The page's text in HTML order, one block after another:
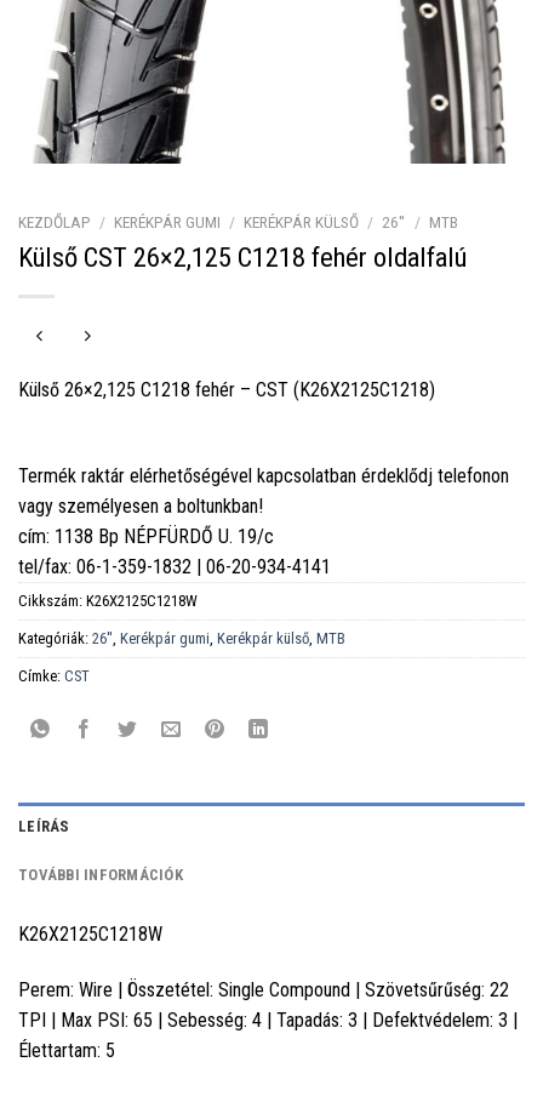
KEZDŐLAP / KERÉKPÁR GUMI / KERÉKPÁR KÜLSŐ / 26'' / MTB
Külső CST 26×2,125 C1218 fehér oldalfalú
Külső 26×2,125 C1218 fehér – CST (K26X2125C1218)
Termék raktár elérhetőségével kapcsolatban érdeklődj telefonon
vagy személyesen a boltunkban!
cím: 1138 Bp NÉPFÜRDŐ U. 19/c
tel/fax: 06-1-359-1832 | 06-20-934-4141
Cikkszám: K26X2125C1218W
Kategóriák: 26'', Kerékpár gumi, Kerékpár külső, MTB
Címke: CST
LEÍRÁS
TOVÁBBI INFORMÁCIÓK
K26X2125C1218W
Perem: Wire | Összetétel: Single Compound | Szövetsűrűség: 22
TPI | Max PSI: 65 | Sebesség: 4 | Tapadás: 3 | Defektvédelem: 3 |
Élettartam: 5